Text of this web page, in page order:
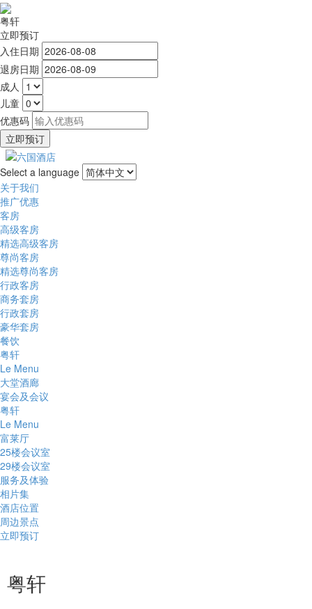
粤轩
立即预订
入住日期
退房日期
成人
儿童
优惠码
Select a language
关于我们
推广优惠
客房
高级客房
精选高级客房
尊尚客房
精选尊尚客房
行政客房
商务套房
行政套房
豪华套房
餐饮
粤轩
Le Menu
大堂酒廊
宴会及会议
粤轩
Le Menu
富莱厅
25楼会议室
29楼会议室
服务及体验
相片集
酒店位置
周边景点
立即预订
粤轩